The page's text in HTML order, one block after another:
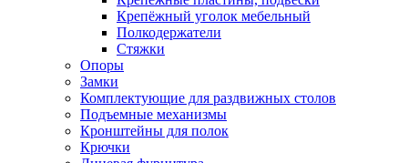
Крепёжный уголок мебельный
Полкодержатели
Стяжки
Опоры
Замки
Комплектующие для раздвижных столов
Подъемные механизмы
Кронштейны для полок
Крючки